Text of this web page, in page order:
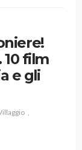
10 film
e gli